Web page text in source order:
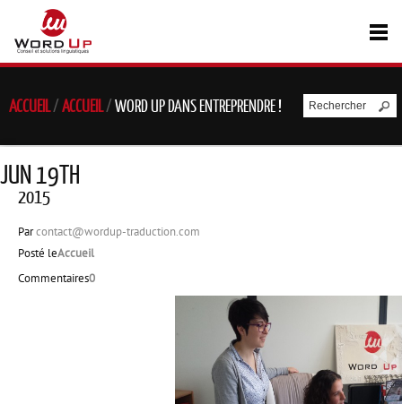
ACCUEIL/ACCUEIL/WORD UP DANS ENTREPRENDRE !
JUN 19TH
2015
Parcontact@wordup-traduction.com
Posté leAccueil
Commentaires0